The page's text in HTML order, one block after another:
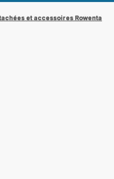
et accessoires Rowenta